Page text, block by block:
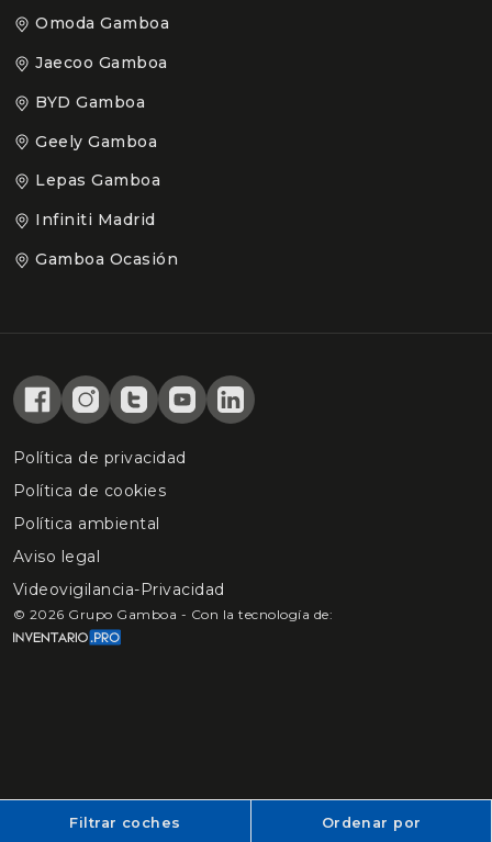
Filtrar coches Ordenar por
Omoda Gamboa
Jaecoo Gamboa
BYD Gamboa
Geely Gamboa
Lepas Gamboa
Infiniti Madrid
Gamboa Ocasión
Política de privacidad
Política de cookies
Política ambiental
Aviso legal
Videovigilancia-Privacidad
© 2026 Grupo Gamboa - Con la tecnología de: